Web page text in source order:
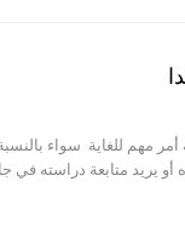
أمر مهم للغاية سواء
يريد متابعة دراسته في